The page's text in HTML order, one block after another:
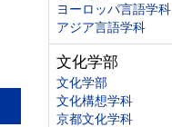
ヨーロッパ言語学科
アジア言語学科
文化学部
文化学部
文化構想学科
京都文化学科